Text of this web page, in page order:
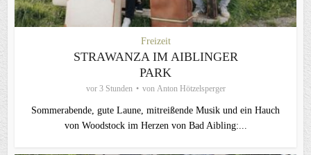
Freizeit
STRAWANZA IM AIBLINGER
PARK
vor 3 Stunden von Anton Hötzelsperger
Sommerabende, gute Laune, mitreißende Musik und ein Hauch
von Woodstock im Herzen von Bad Aibling:...